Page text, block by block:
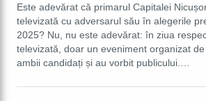
Este adevărat că primarul Capitalei
televizată cu adversarul său în alegerile
2025? Nu, nu este adevărat: în ziua
televizată, doar un eveniment organizat
ambii candidați și au vorbit publicului.…